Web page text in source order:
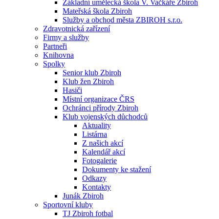
Základní umělecká škola V. Vačkáře Zbiroh
Mateřská škola Zbiroh
Služby a obchod města ZBIROH s.r.o.
Zdravotnická zařízení
Firmy a služby
Partneři
Knihovna
Spolky
Senior klub Zbiroh
Klub žen Zbiroh
Hasiči
Místní organizace ČRS
Ochránci přírody Zbiroh
Klub vojenských důchodců
Aktuality
Listárna
Z našich akcí
Kalendář akcí
Fotogalerie
Dokumenty ke stažení
Odkazy
Kontakty
Junák Zbiroh
Sportovní kluby
TJ Zbiroh fotbal